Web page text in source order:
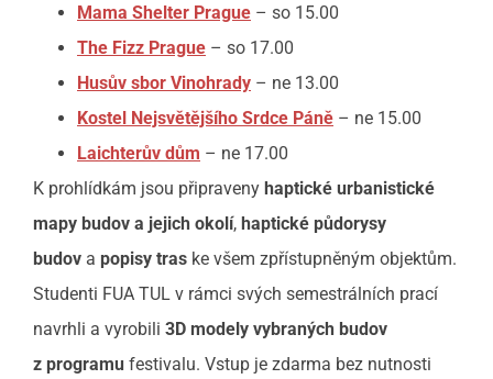
Mama Shelter Prague – so 15.00
The Fizz Prague – so 17.00
Husův sbor Vinohrady – ne 13.00
Kostel Nejsvětějšího Srdce Páně – ne 15.00
Laichterův dům – ne 17.00
K prohlídkám jsou připraveny haptické urbanistické
mapy budov a jejich okolí, haptické půdorysy
budov a popisy tras ke všem zpřístupněným objektům.
Studenti FUA TUL v rámci svých semestrálních prací
navrhli a vyrobili 3D modely vybraných budov
z programu festivalu. Vstup je zdarma bez nutnosti